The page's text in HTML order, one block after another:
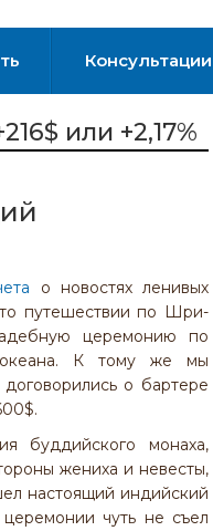
Консультации
или +2,17%
о новостях ленивых
путешествии по Шри-
церемонию по
океана. К тому же мы
о бартере
буддийского монаха,
жениха и невесты,
настоящий индийский
чуть не съел